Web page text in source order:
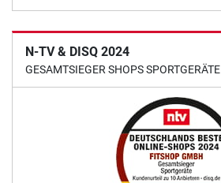
N-TV & DISQ 2024
GESAMTSIEGER SHOPS SPORTGERÄTE